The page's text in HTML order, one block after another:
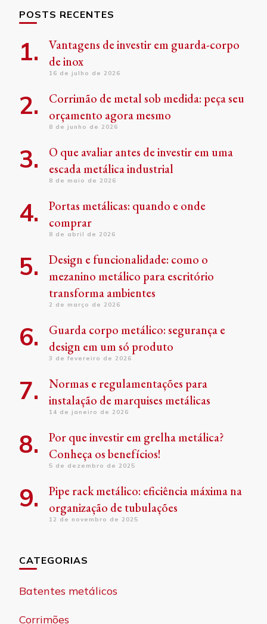
POSTS RECENTES
Vantagens de investir em guarda-corpo
de inox
16 de julho de 2026
Corrimão de metal sob medida: peça seu
orçamento agora mesmo
8 de junho de 2026
O que avaliar antes de investir em uma
escada metálica industrial
8 de maio de 2026
Portas metálicas: quando e onde
comprar
8 de abril de 2026
Design e funcionalidade: como o
mezanino metálico para escritório
transforma ambientes
2 de março de 2026
Guarda corpo metálico: segurança e
design em um só produto
3 de fevereiro de 2026
Normas e regulamentações para
instalação de marquises metálicas
14 de janeiro de 2026
Por que investir em grelha metálica?
Conheça os benefícios!
5 de dezembro de 2025
Pipe rack metálico: eficiência máxima na
organização de tubulações
12 de novembro de 2025
CATEGORIAS
Batentes metálicos
Corrimões